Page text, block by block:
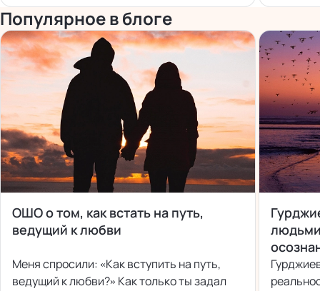
Популярное в блоге
ОШО о том, как встать на путь,
ведущий к любви
Меня спросили: «Как вступить на путь,
ведущий к любви?» Как только ты задал